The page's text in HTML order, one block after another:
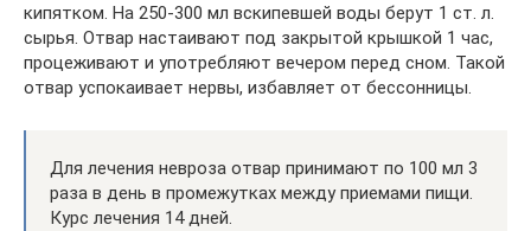
кипятком. На 250-300 мл вскипевшей воды берут 1 ст. л.
сырья. Отвар настаивают под закрытой крышкой 1 час,
процеживают и употребляют вечером перед сном. Такой
отвар успокаивает нервы, избавляет от бессонницы.
Для лечения невроза отвар принимают по 100 мл 3
раза в день в промежутках между приемами пищи.
Курс лечения 14 дней.